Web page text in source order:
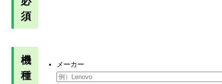
須
機
種
メーカー